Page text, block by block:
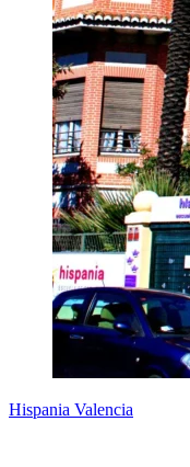
Hispania Valencia